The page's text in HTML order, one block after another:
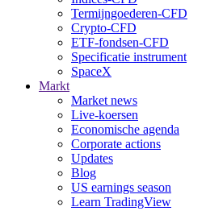
Termijngoederen-CFD
Crypto-CFD
ETF-fondsen-CFD
Specificatie instrument
SpaceX
Markt
Market news
Live-koersen
Economische agenda
Corporate actions
Updates
Blog
US earnings season
Learn TradingView